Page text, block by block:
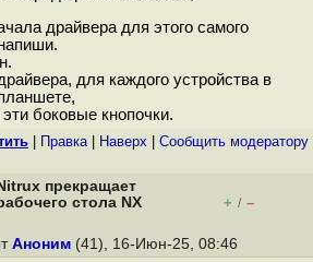
драйвера для этого самого
для каждого устройства в
боковые кнопочки.
Правка| Наверх Cообщить модератору
прекращает
стола NX
+ / –
Аноним (41), 16-Июн-25, 08:46